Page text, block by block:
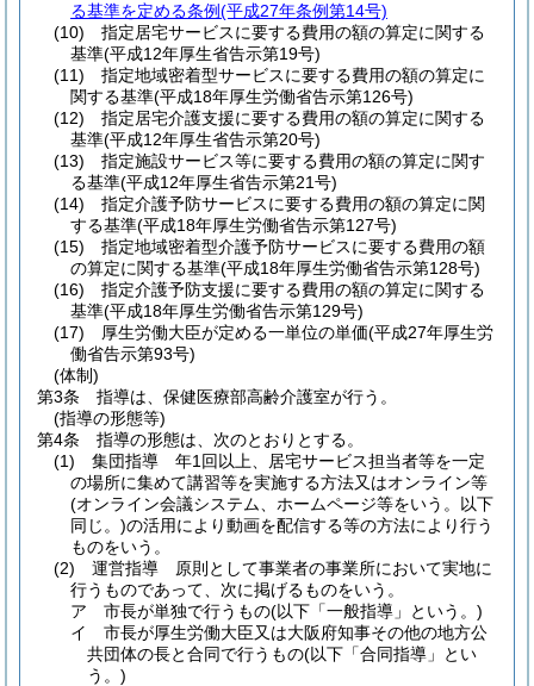
る基準を定める条例(平成27年条例第14号)
(10)
指定居宅サービスに要する費用の額の算定に関する
基準(平成12年厚生省告示第19号)
(11)
指定地域密着型サービスに要する費用の額の算定に
関する基準(平成18年厚生労働省告示第126号)
(12)
指定居宅介護支援に要する費用の額の算定に関する
基準(平成12年厚生省告示第20号)
(13)
指定施設サービス等に要する費用の額の算定に関す
る基準(平成12年厚生省告示第21号)
(14)
指定介護予防サービスに要する費用の額の算定に関
する基準(平成18年厚生労働省告示第127号)
(15)
指定地域密着型介護予防サービスに要する費用の額
の算定に関する基準(平成18年厚生労働省告示第128号)
(16)
指定介護予防支援に要する費用の額の算定に関する
基準(平成18年厚生労働省告示第129号)
(17)
厚生労働大臣が定める一単位の単価(平成27年厚生労
働省告示第93号)
(体制)
第3条
指導は、保健医療部高齢介護室が行う。
(指導の形態等)
第4条
指導の形態は、次のとおりとする。
(1)
集団指導 年1回以上、居宅サービス担当者等を一定
の場所に集めて講習等を実施する方法又はオンライン等
(オンライン会議システム、ホームページ等をいう。以下
同じ。)の活用により動画を配信する等の方法により行う
ものをいう。
(2)
運営指導 原則として事業者の事業所において実地に
行うものであって、次に掲げるものをいう。
ア
市長が単独で行うもの(以下「一般指導」という。)
イ
市長が厚生労働大臣又は大阪府知事その他の地方公
共団体の長と合同で行うもの(以下「合同指導」とい
う。)